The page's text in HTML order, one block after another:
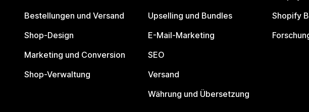
Bestellungen und Versand
Shop-Design
Marketing und Conversion
Shop-Verwaltung
Upselling und Bundles
E-Mail-Marketing
SEO
Versand
Währung und Übersetzung
Shopify